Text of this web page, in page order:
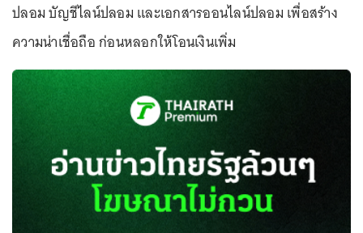
ปลอม บัญชีไลน์ปลอม และเอกสารออนไลน์ปลอม เพื่อสร้าง
ความน่าเชื่อถือ ก่อนหลอกให้โอนเงินเพิ่ม